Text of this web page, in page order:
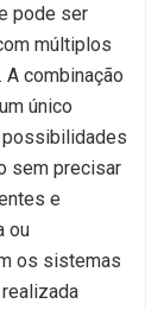
pode ser
múltiplos
combinação
único
possibilidades
sem precisar
e
ou
os sistemas